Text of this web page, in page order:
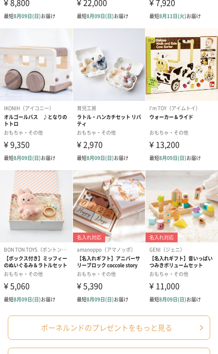
紙袋
お渡し用の紙袋です。
あり（280円）
メッセージカード（通常・写真・グリーティング）
誕生日や結婚祝い・出産祝いなど、様々なシーンのメッセージカ
ードを同梱します。
メッセージカードや封筒のデザインは一部変更する場合がありま
す。
写真付きメッセージカ
ード（680円）
写真付きメッセージカ
ード（Thank you）ピ
ンク（680円）
【誕生日】
Birthday ホワ
刷なし）（
ボーネルンドのプレゼントをもっと見る